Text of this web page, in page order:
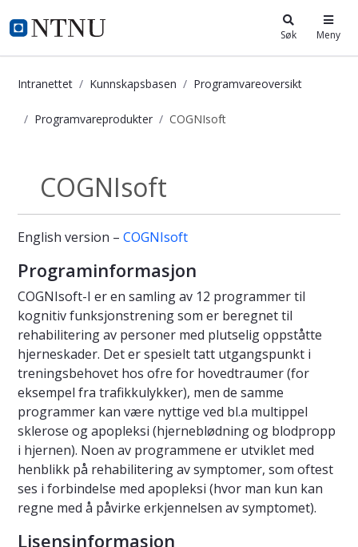
i.ntnu.no Søk Meny
Intranettet Kunnskapsbasen Programvareoversikt
Programvareprodukter COGNIsoft
Programvareprodukter
COGNIsoft
English version – COGNIsoft
Programinformasjon
COGNIsoft-I er en samling av 12 programmer til
kognitiv funksjonstrening som er beregnet til
rehabilitering av personer med plutselig oppståtte
hjerneskader. Det er spesielt tatt utgangspunkt i
treningsbehovet hos ofre for hovedtraumer (for
eksempel fra trafikkulykker), men de samme
programmer kan være nyttige ved bl.a multippel
sklerose og apopleksi (hjerneblødning og blodpropp
i hjernen). Noen av programmene er utviklet med
henblikk på rehabilitering av symptomer, som oftest
ses i forbindelse med apopleksi (hvor man kun kan
regne med å påvirke erkjennelsen av symptomet).
Lisensinformasjon